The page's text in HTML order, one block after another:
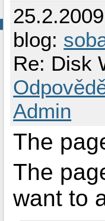
blog:
Re: Disk
Admin
The
The
want to